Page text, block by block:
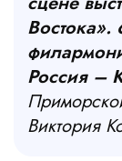
Востока».
Россия –
Виктория